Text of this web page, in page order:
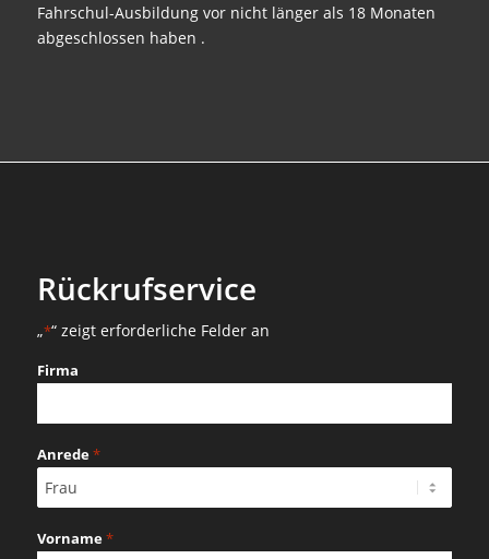
Fahrschul-Ausbildung vor nicht länger als 18 Monaten
abgeschlossen haben .
Rückrufservice
„*“ zeigt erforderliche Felder an
Firma
Anrede*
Vorname*